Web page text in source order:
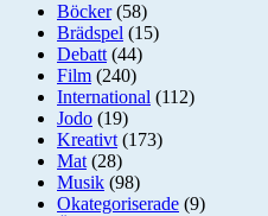
Böcker(58)
Brädspel (15)
Debatt (44)
Film (240)
International (112)
Jodo (19)
Kreativt (173)
Mat (28)
Musik (98)
Okategoriserade (9)